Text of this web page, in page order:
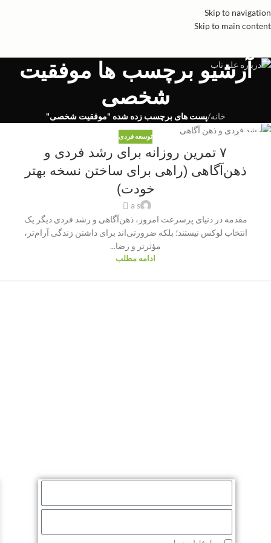
Skip to navigation
Skip to main content
آرشیو برچسب ها موفقیت
شخصی
خانه/پست های برچسب زده شده "موفقیت شخصی"
توسعه فردی
۷ تمرین روزانه برای رشد فردی و
ذهن‌آگاهی (راهی برای ساختن نسخه بهتر
خودت)
a s
مقدمه در دنیای پرسرعت امروز، ذهن‌آگاهی و رشد فردی دیگر یک
انتخاب لوکس نیستند؛ بلکه ضرورتی‌اند برای داشتن زندگی آرام‌تر،
مؤثرتر و رضا...
ادامه مطلب